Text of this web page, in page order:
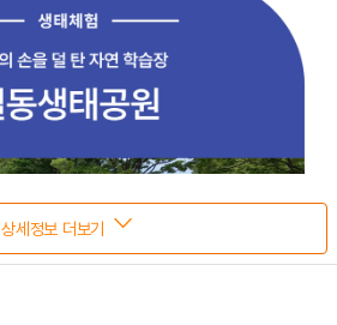
상세정보 더보기